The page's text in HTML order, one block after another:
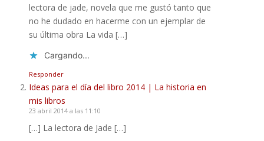
lectora de jade, novela que me gustó tanto que
no he dudado en hacerme con un ejemplar de
su última obra La vida […]
Cargando...
Responder
Ideas para el día del libro 2014 | La historia en
mis libros
23 abril 2014 a las 11:10
[…] La lectora de Jade […]